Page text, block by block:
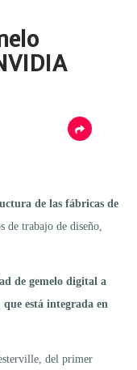
de las fábricas de
trabajo de diseño,
de gemelo digital a
está integrada en
del primer